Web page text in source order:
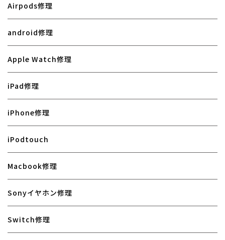
Airpods修理
android修理
Apple Watch修理
iPad修理
iPhone修理
iPodtouch
Macbook修理
Sonyイヤホン修理
Switch修理